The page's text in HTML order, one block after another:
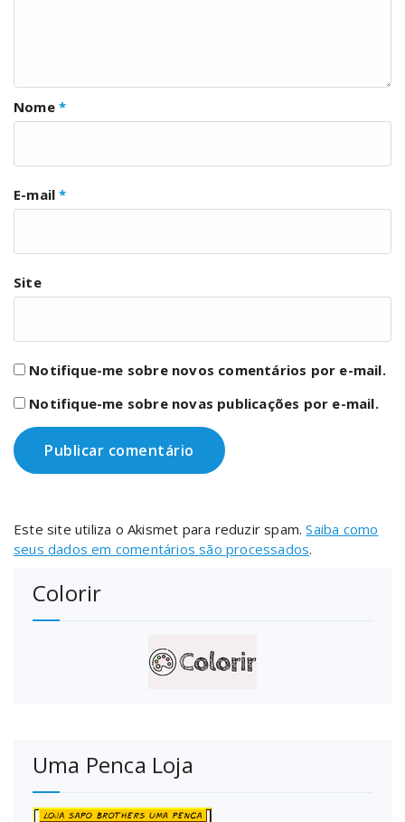
Nome *
E-mail*
Site
Notifique-me sobre novos comentários por e-mail.
Notifique-me sobre novas publicações por e-mail.
Este site utiliza o Akismet para reduzir spam.Saiba como
seus dados em comentários são processados.
Colorir
Uma Penca Loja